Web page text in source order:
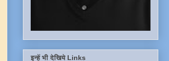
इन्हें भी देखिये Links